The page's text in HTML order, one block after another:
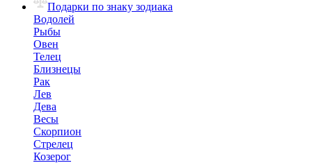
Подарки по знаку зодиака
Водолей
Рыбы
Овен
Телец
Близнецы
Рак
Лев
Дева
Весы
Скорпион
Стрелец
Козерог